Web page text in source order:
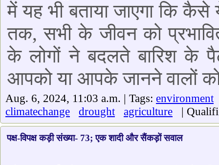
में यह भी बताया जाएगा कि
तक, सभी के जीवन को
के लोगों ने बदलते बारिश के
आपको या आपके जानने वालों
Aug. 6, 2024, 11:03 a.m. | Tags: environment
climatechange
drought agriculture |
पक्ष-विपक्ष कड़ी संख्या- 73; एक शादी और सैंकड़ों सवाल